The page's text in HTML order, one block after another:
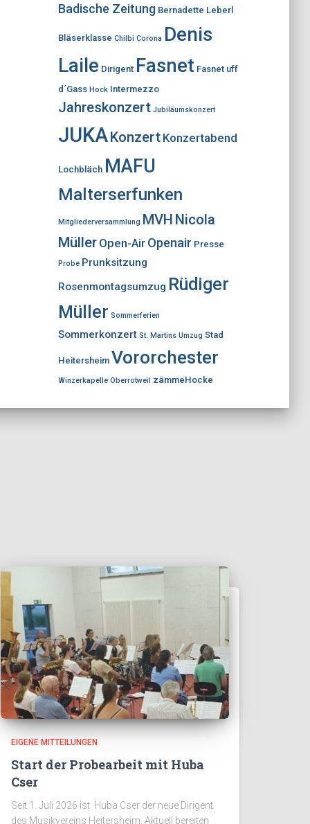
Badische Zeitung Bernadette Leberl
Bläserklasse Chilbi Corona Denis
Laile Dirigent Fasnet Fasnet uff
d´Gass Hock Intermezzo
Jahreskonzert Jubiläumskonzert
JUKAKonzert Konzertabend
Lochbläch MAFU
Malterserfunken
Mitgliederversammlung MVH Nicola
Müller Open-Air Openair Presse
Probe Prunksitzung
Rosenmontagsumzug Rüdiger
Müller Sommerferien
Sommerkonzert St. Martins Umzug Stad
Heitersheim Vororchester
Winzerkapelle Oberrotweil zämmeHocke
EIGENE MITTEILUNGEN
Start der Probearbeit mit Huba
Cser
Seit 1. Juli 2026 ist Huba Cser der neue Dirigent
des Musikvereins Heitersheim. Aktuell bereiten